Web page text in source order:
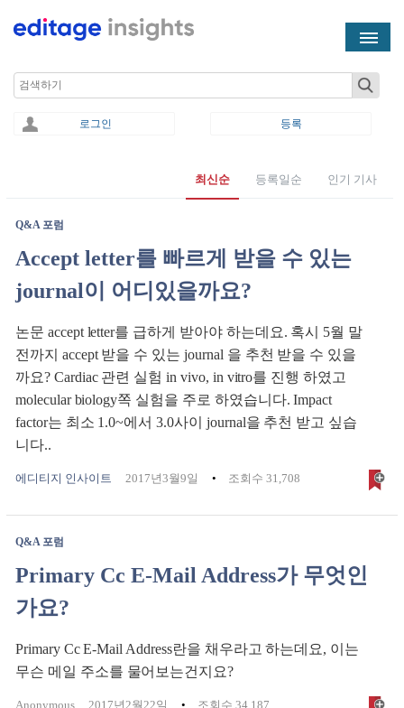
Search
로그인 등록
최신순 등록일순 인기 기사
Q&A 포럼
Accept letter를 빠르게 받을 수 있는
journal이 어디있을까요?
논문 accept letter를 급하게 받아야 하는데요. 혹시 5월 말
전까지 accept 받을 수 있는 journal 을 추천 받을 수 있을
까요? Cardiac 관련 실험 in vivo, in vitro를 진행 하였고
molecular biology쪽 실험을 주로 하였습니다. Impact
factor는 최소 1.0~에서 3.0사이 journal을 추천 받고 싶습
니다..
에디티지 인사이트 2017년3월9일 조회수 31,708
Q&A 포럼
Primary Cc E-Mail Address가 무엇인
가요?
Primary Cc E-Mail Address란을 채우라고 하는데요, 이는
무슨 메일 주소를 물어보는건지요?
Anonymous 2017년2월22일 조회수 34,187